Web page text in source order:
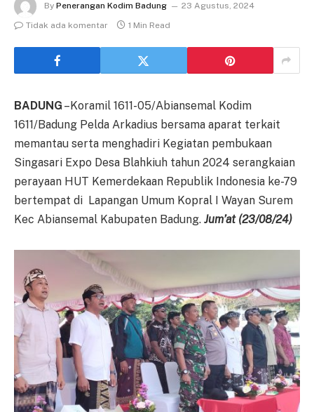
By Penerangan Kodim Badung
23 Agustus, 2024
Tidak ada komentar
1 Min Read
BADUNG –Koramil 1611-05/Abiansemal Kodim
1611/Badung Pelda Arkadius bersama aparat terkait
memantau serta menghadiri Kegiatan pembukaan
Singasari Expo Desa Blahkiuh tahun 2024 serangkaian
perayaan HUT Kemerdekaan Republik Indonesia ke-79
bertempat di Lapangan Umum Kopral I Wayan Surem
Kec Abiansemal Kabupaten Badung. Jum’at (23/08/24)